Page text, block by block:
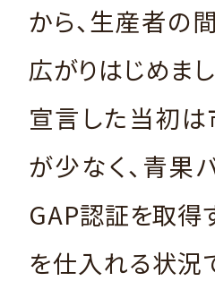
から、生産者の
広がりはじめまし
宣言した当初
が少なく、青果
GAP認証を取得
を仕入れる状況